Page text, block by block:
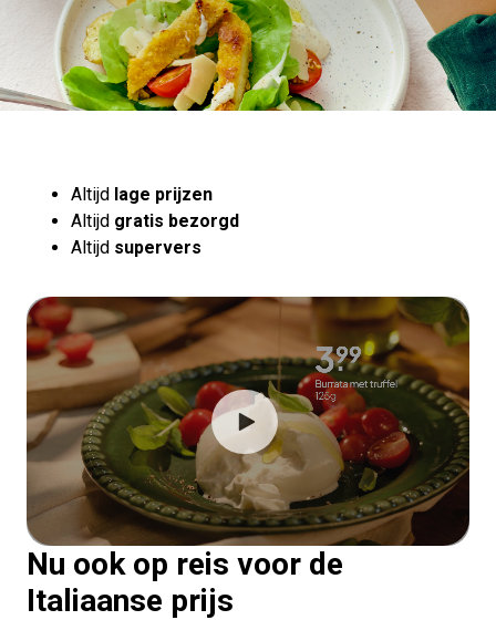
Altijd lage prijzen
Altijd gratis bezorgd
Altijd supervers
Nu ook op reis voor de
Italiaanse prijs